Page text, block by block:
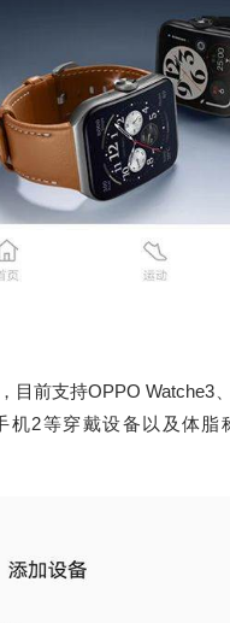
目前支持OPPO Watche3
机2等穿戴设备以及体脂